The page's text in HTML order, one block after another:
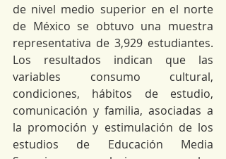
de nivel medio superior en el norte
de México se obtuvo una muestra
representativa de 3,929 estudiantes.
Los resultados indican que las
variables consumo cultural,
condiciones, hábitos de estudio,
comunicación y familia, asociadas a
la promoción y estimulación de los
estudios de Educación Media